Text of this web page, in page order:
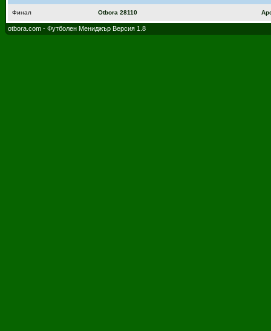
Финал Otbora 28110
otbora.com - Футболен Мениджър Версия 1.8